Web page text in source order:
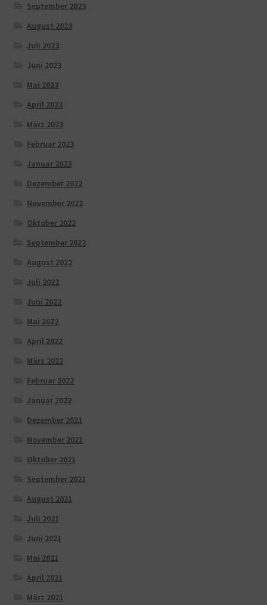
September 2023
August 2023
Juli 2023
Juni 2023
Mai 2023
April 2023
März 2023
Februar 2023
Januar 2023
Dezember 2022
November 2022
Oktober 2022
September 2022
August 2022
Juli 2022
Juni 2022
Mai 2022
April 2022
März 2022
Februar 2022
Januar 2022
Dezember 2021
November 2021
Oktober 2021
September 2021
August 2021
Juli 2021
Juni 2021
Mai 2021
April 2021
März 2021